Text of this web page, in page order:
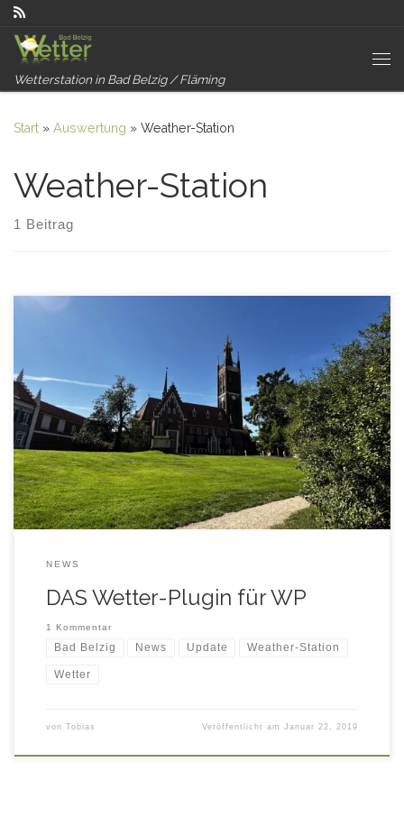
Wetterstation in Bad Belzig / Fläming
Start » Auswertung » Weather-Station
Weather-Station
1 Beitrag
Weather-Station ... das beste Wetter-Plugin für WP
NEWS
DAS Wetter-Plugin für WP
1 Kommentar
Bad Belzig News Update Weather-Station
Wetter
von Tobias Veröffentlicht amJanuar 22, 2019